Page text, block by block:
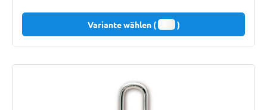
Variante wählen ( )